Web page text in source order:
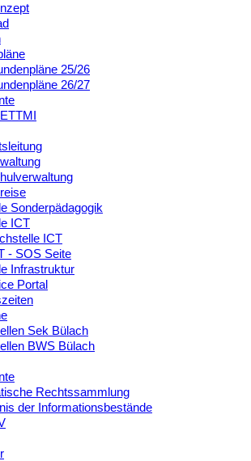
25/26
26/27
Sonderpädagogik
ICT
ICT
- SOS Seite
Infrastruktur
Portal
Sek Bülach
BWS Bülach
Rechtssammlung
der Informationsbestände